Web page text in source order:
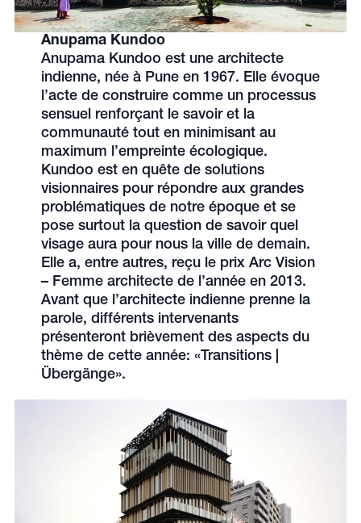
Anupama Kundoo
Anupama Kundoo est une architecte
indienne, née à Pune en 1967. Elle évoque
l’acte de construire comme un processus
sensuel renforçant le savoir et la
communauté tout en minimisant au
maximum l’empreinte écologique.
Kundoo est en quête de solutions
visionnaires pour répondre aux grandes
problématiques de notre époque et se
pose surtout la question de savoir quel
visage aura pour nous la ville de demain.
Elle a, entre autres, reçu le prix Arc Vision
– Femme architecte de l’année en 2013.
Avant que l’architecte indienne prenne la
parole, différents intervenants
présenteront brièvement des aspects du
thème de cette année: «Transitions |
Übergänge».